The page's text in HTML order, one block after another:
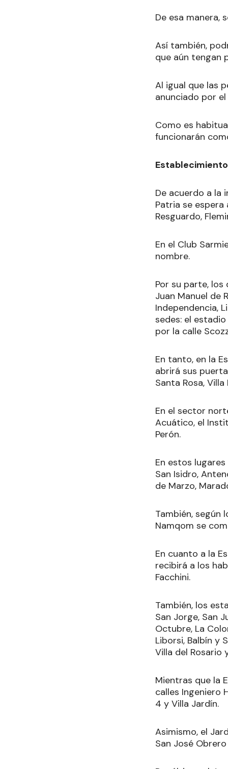
De esa manera,
Así también,
que aún tengan
Al igual que las
anunciado por
Como es
funcionarán
De acuerdo a la
Patria se espera
Resguardo,
En el Club
nombre.
Por su parte, los
Juan Manuel de
Independencia,
sedes: el
por la calle
En tanto, en la
abrirá sus
Santa Rosa,
En el sector
Acuático, el
Perón.
En estos lugares
San Isidro,
de Marzo,
También, según
Namqom se
En cuanto a la
recibirá a los
Facchini.
También, los
San Jorge, San
Octubre, La
Liborsi, Balbín y
Villa del Rosario
Mientras que la
calles Ingeniero
4 y Villa Jardín.
Asimismo, el
San José